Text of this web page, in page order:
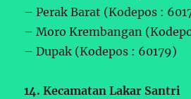
– Perak Barat (Kodepos :
– Moro Krembangan
– Dupak (Kodepos : 60179)
14. Kecamatan Lakar Santri